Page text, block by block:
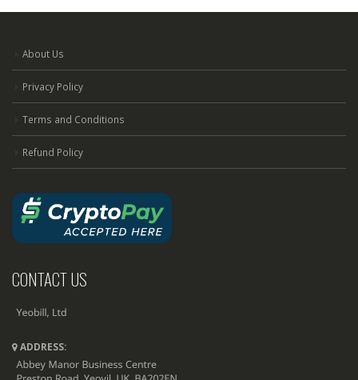
About Us
Privacy Policy
Terms and Conditions
Refund Policy
CONTACT US
ADDRESS: